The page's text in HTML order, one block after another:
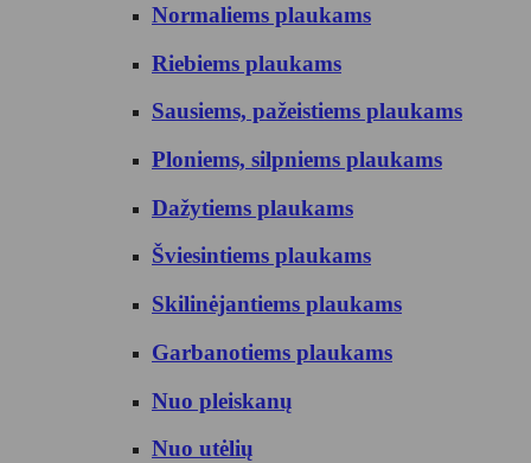
Normaliems plaukams
Riebiems plaukams
Sausiems, pažeistiems plaukams
Ploniems, silpniems plaukams
Dažytiems plaukams
Šviesintiems plaukams
Skilinėjantiems plaukams
Garbanotiems plaukams
Nuo pleiskanų
Nuo utėlių